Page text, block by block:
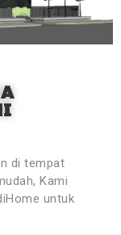
di tempat
Kami
untuk